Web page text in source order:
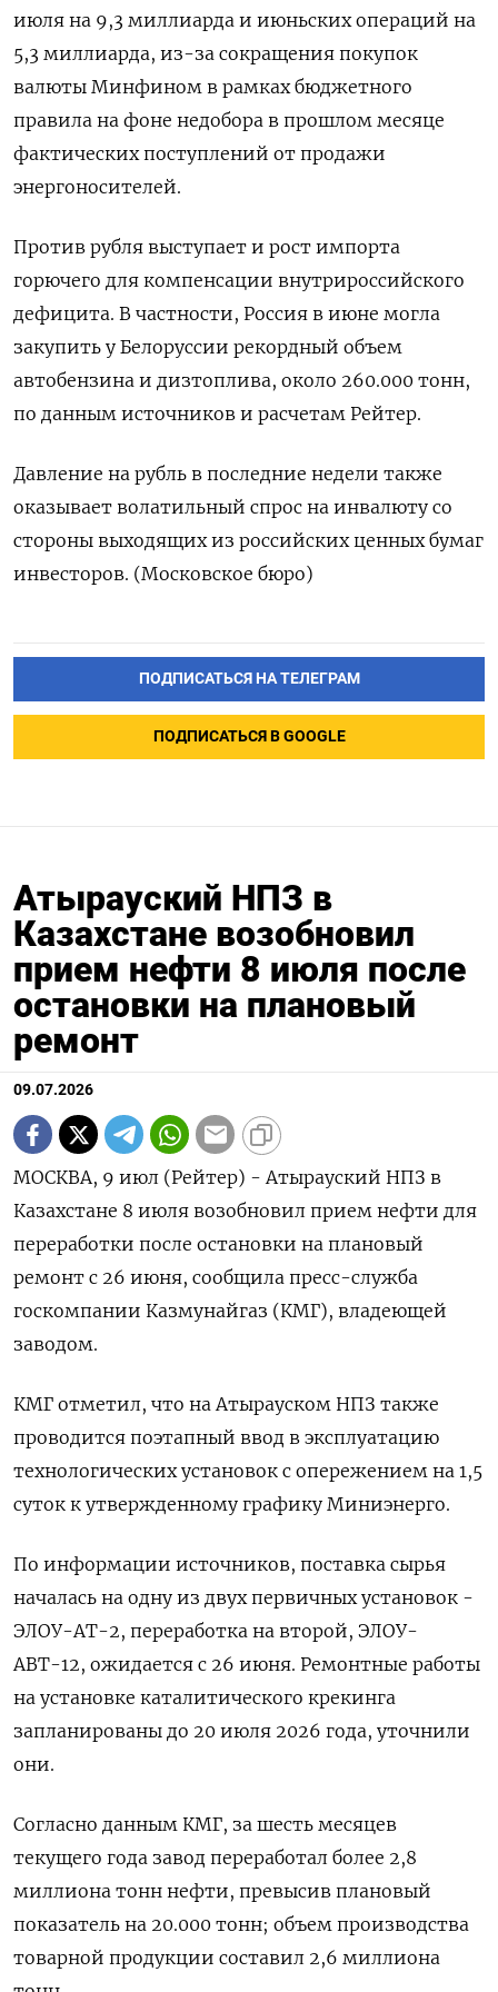
июля на 9,3 миллиарда и ⁠июньских операций на
5,3 миллиарда, из-за сокращения покупок
валюты Минфином в рамках бюджетного
правила на фоне недобора в прошлом месяце
фактических поступлений от ‌продажи
энергоносителей.
Против рубля выступает и рост импорта
горючего для компенсации внутрироссийского
дефицита. В частности, Россия ‌в июне могла
закупить у Белоруссии рекордный объем
автобензина и дизтоплива, около 260.000 тонн,
по данным источников ​и расчетам Рейтер.
Давление на рубль в последние недели также
оказывает волатильный спрос на ‌инвалюту со
стороны выходящих из российских ценных бумаг
инвесторов. (Московское бюро)
ПОДПИСАТЬСЯ НА ТЕЛЕГРАМ
ПОДПИСАТЬСЯ В GOOGLE
Атырауский НПЗ в
Казахстане возобновил
прием нефти 8 июля после
остановки на плановый
ремонт
09.07.2026
МОСКВА, 9 июл (Рейтер) - Атырауский НПЗ в
Казахстане 8 июля возобновил прием нефти для
переработки после остановки на плановый
‌ремонт с 26 июня, сообщила пресс-служба
госкомпании Казмунайгаз (КМГ), владеющей
заводом.
КМГ отметил, что на Атырауском НПЗ также
проводится поэтапный ​ввод в эксплуатацию ​
технологических ​установок с опережением на ⁠1,5
суток к утвержденному ‌графику Миниэнерго.
По информации источников, ‌поставка сырья
началась на одну из двух первичных установок -
ЭЛОУ-АТ-2, ​переработка на второй, ЭЛОУ-
АВТ-12, ожидается с ‌26 июня. Ремонтные работы
на установке каталитического крекинга ​
запланированы до 20 июля 2026 года, уточнили
они.
Согласно ‌данным КМГ, за шесть месяцев
текущего года завод переработал более 2,8
миллиона тонн нефти, ​превысив плановый
показатель ​на 20.000 ‌тонн; объем производства
товарной продукции составил 2,6 миллиона ​